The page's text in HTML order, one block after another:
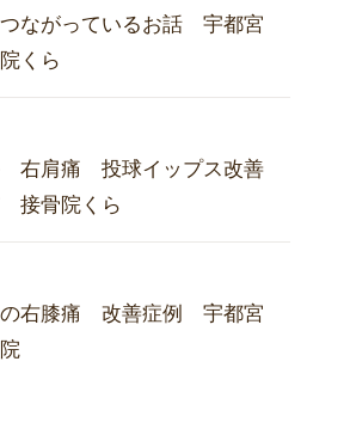
ながっているお話 宇都宮
くら
右肩痛 投球イップス改善
接骨院くら
の右膝痛 改善症例 宇都宮